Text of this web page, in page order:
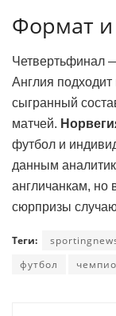
Формат и
Четвертьфинал
Англия
сыгранный
матчей.
футбол и
данным
англичанкам,
сюрпризы
Теги:
футбол